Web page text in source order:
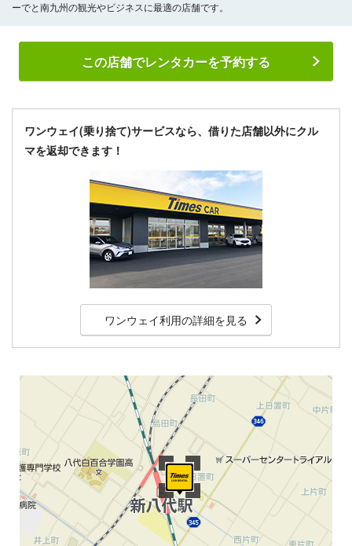
ーでと南九州の観光やビジネスに最適の店舗です。
この店舗でレンタカーを予約する
ワンウェイ(乗り捨て)サービスなら、借りた店舗以外にクル
マを返却できます！
ワンウェイ利用の詳細を見る